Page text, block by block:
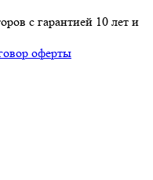
с гарантией 10 лет и
оферты